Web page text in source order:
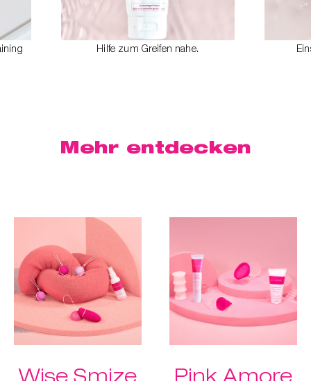
Hilfe zum Greifen nahe.
Mehr entdecken
Wise Smize Pink Amore